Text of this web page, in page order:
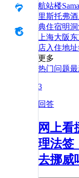
航站楼
里斯托弗
典住宿明
上海大阪
店入住地址
更多
热门问题
3
回答
网上看
理法签
去挪威